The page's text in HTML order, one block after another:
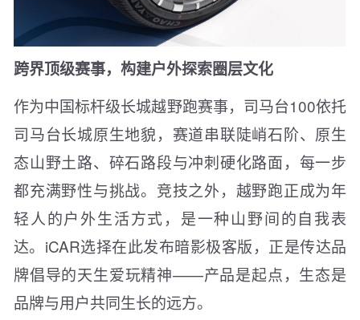
跨界顶级赛事，构建户外探索圈层文化
作为中国标杆级长城越野跑赛事，司马台100依托
司马台长城原生地貌，赛道串联陡峭石阶、原生
态山野土路、碎石路段与冲刺硬化路面，每一步
都充满野性与挑战。竞技之外，越野跑正成为年
轻人的户外生活方式，是一种山野间的自我表
达。iCAR选择在此发布暗影极客版，正是传达品
牌倡导的天生爱玩精神——产品是起点，生态是
品牌与用户共同生长的远方。